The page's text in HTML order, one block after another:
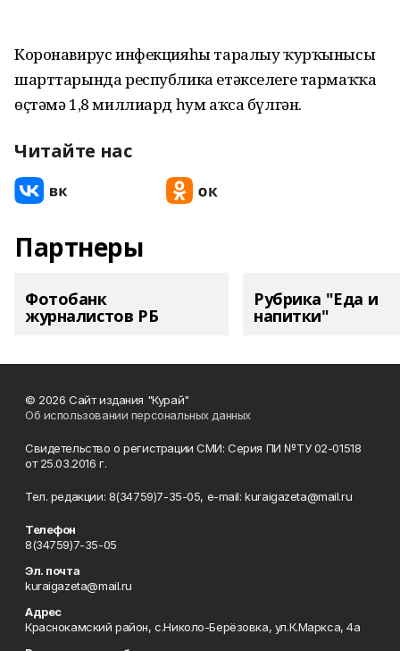
Коронавирус инфекцияһы таралыу ҡурҡынысы
шарттарында республика етәкселеге тармаҡҡа
өҫтәмә 1,8 миллиард һум аҡса бүлгән.
Читайте нас
Партнеры
Фотобанк
журналистов РБ
Рубрика "Еда и
напитки"
© 2026 Сайт издания "Курай"
Об использовании персональных данных
Свидетельство о регистрации СМИ: Серия ПИ №ТУ 02-01518
от 25.03.2016 г.
Тел. редакции: 8(34759)7-35-05, e-mail: kuraigazeta@mail.ru
Телефон
8(34759)7-35-05
Эл. почта
kuraigazeta@mail.ru
Адрес
Краснокамский район, с.Николо-Берёзовка, ул.К.Маркса, 4а